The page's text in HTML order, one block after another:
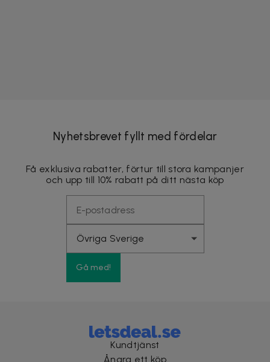
Nyhetsbrevet fyllt med fördelar
Få exklusiva rabatter, förtur till stora kampanjer
och upp till 10% rabatt på ditt nästa köp
Gå med!
Kundtjänst
Ångra ett köp